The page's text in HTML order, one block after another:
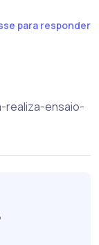
para responder
realiza-ensaio-